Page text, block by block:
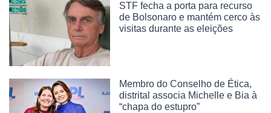
STF fecha a porta para recurso
de Bolsonaro e mantém cerco às
visitas durante as eleições
Membro do Conselho de Ética,
distrital associa Michelle e Bia à
“chapa do estupro”